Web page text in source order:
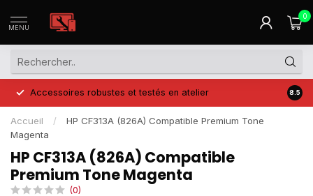
MENU
0
Accessoires robustes et testés en atelier Prix
8.5
Accueil /
HP CF313A (826A) Compatible Premium Tone
Magenta
HP CF313A (826A) Compatible
Premium Tone Magenta
(0)